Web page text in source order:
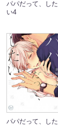
パパだって、した
い4
パパだって、した